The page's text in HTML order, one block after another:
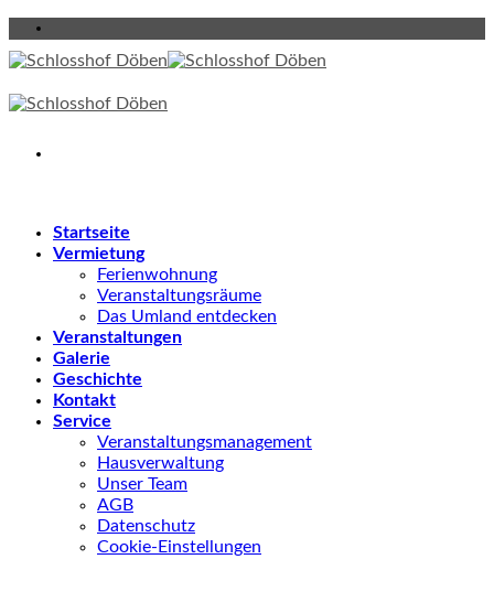
Skip
to
content
Startseite
Vermietung
Ferienwohnung
Veranstaltungsräume
Das Umland entdecken
Veranstaltungen
Galerie
Geschichte
Kontakt
Service
Veranstaltungsmanagement
Hausverwaltung
Unser Team
AGB
Datenschutz
Cookie-Einstellungen